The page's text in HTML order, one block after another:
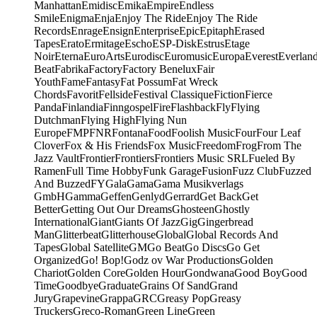
ManhattanEmidiscEmikaEmpireEndless
SmileEnigmaEnjaEnjoy The RideEnjoy The Ride
RecordsEnrageEnsignEnterpriseEpicEpitaphErased
TapesEratoErmitageEschoESP-DiskEstrusEtage
NoirEternaEuroArtsEurodiscEuromusicEuropaEverest
BeatFabrikaFactoryFactory BeneluxFair
YouthFameFantasyFat PossumFat Wreck
ChordsFavoritFellsideFestival ClassiqueFictionFierce
PandaFinlandiaFinngospelFireFlashbackFlyFlying
DutchmanFlying HighFlying Nun
EuropeFMPFNRFontanaFoodFoolish MusicFourFour Leaf
CloverFox & His FriendsFox MusicFreedomFrogFrom The
Jazz VaultFrontierFrontiersFrontiers Music SRLFueled By
RamenFull Time HobbyFunk GarageFusionFuzz ClubFuzzed
And BuzzedFYGalaGamaGama Musikverlags
GmbHGammaGeffenGenlydGerrardGet BackGet
BetterGetting Out Our DreamsGhosteenGhostly
InternationalGiantGiants Of JazzGigGingerbread
ManGlitterbeatGlitterhouseGlobalGlobal Records And
TapesGlobal SatelliteGMGo BeatGo DiscsGo Get
OrganizedGo! Bop!Godz ov War ProductionsGolden
ChariotGolden CoreGolden HourGondwanaGood BoyGood
TimeGoodbyeGraduateGrains Of SandGrand
JuryGrapevineGrappaGRCGreasy PopGreasy
TruckersGreco-RomanGreen LineGreen